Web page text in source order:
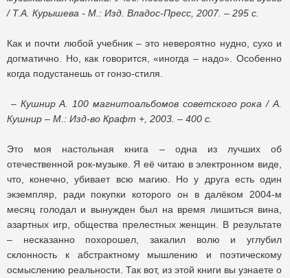
/ Т.А. Курышева - М.: Изд. Владос-Пресс, 2007. – 295 с.
Как и почти любой учебник – это невероятно нудно, сухо и
догматично. Но, как говорится, «иногда – надо». Особенно
когда подустанешь от гонзо-стиля.
– Кушнир А. 100 магнитоальбомов советского рока / А.
Кушнир – М.: Изд-во Крафт +, 2003. – 400 c.
Это моя настольная книга – одна из лучших об
отечественной рок-музыке. Я её читаю в электронном виде,
что, конечно, убивает всю магию. Но у друга есть один
экземпляр, ради покупки которого он в далёком 2004-м
месяц голодал и вынужден был на время лишиться вина,
азартных игр, общества прелестных женщин. В результате
– несказанно похорошел, закалил волю и углубил
склонность к абстрактному мышлению и поэтическому
осмыслению реальности. Так вот, из этой книги вы узнаете о